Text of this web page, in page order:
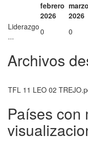
febrero
2026
marzo
2026
Liderazgo
...
0 0
Archivos
TFL 11 LEO 02
Países con